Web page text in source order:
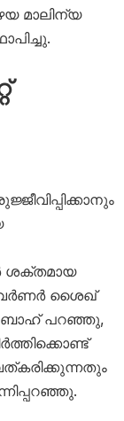
മാലിന്യ
ശക്തമായ
ശൈഖ്
പറഞ്ഞു,